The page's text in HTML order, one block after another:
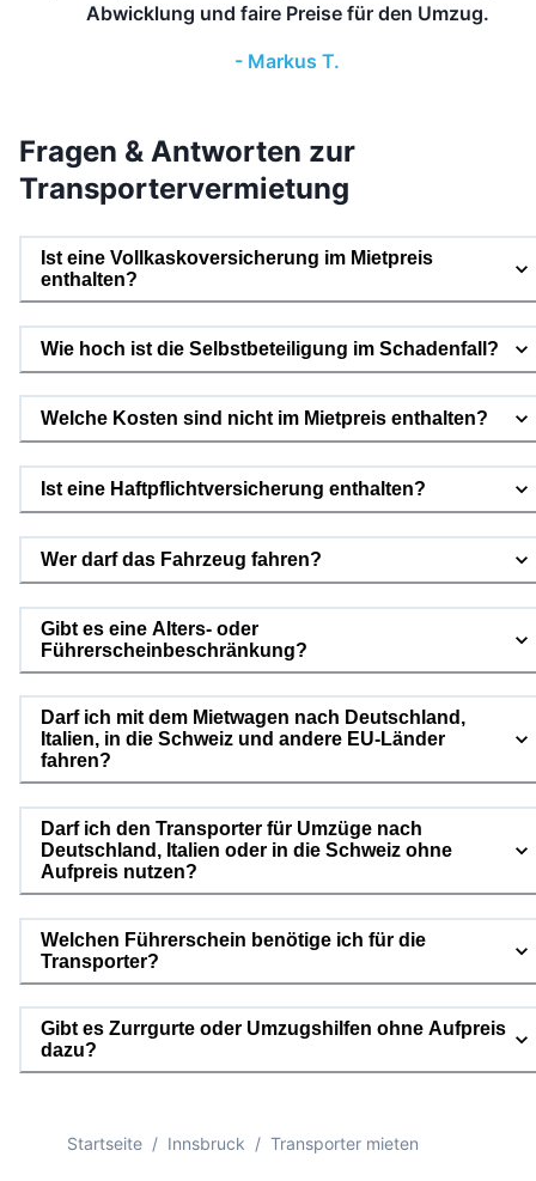
Abwicklung und faire Preise für den Umzug.
- Markus T.
Fragen & Antworten zur
Transportervermietung
Ist eine Vollkaskoversicherung im Mietpreis
enthalten?
Wie hoch ist die Selbstbeteiligung im Schadenfall?
Welche Kosten sind nicht im Mietpreis enthalten?
Ist eine Haftpflichtversicherung enthalten?
Wer darf das Fahrzeug fahren?
Gibt es eine Alters- oder
Führerscheinbeschränkung?
Darf ich mit dem Mietwagen nach Deutschland,
Italien, in die Schweiz und andere EU-Länder
fahren?
Darf ich den Transporter für Umzüge nach
Deutschland, Italien oder in die Schweiz ohne
Aufpreis nutzen?
Welchen Führerschein benötige ich für die
Transporter?
Gibt es Zurrgurte oder Umzugshilfen ohne Aufpreis
dazu?
Startseite / Innsbruck / Transporter mieten